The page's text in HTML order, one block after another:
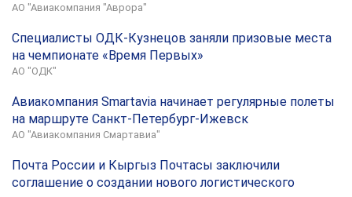
АО "Авиакомпания "Аврора"
Специалисты ОДК-Кузнецов заняли призовые места
на чемпионате «Время Первых»
АО "ОДК"
Авиакомпания Smartavia начинает регулярные полеты
на маршруте Санкт-Петербург-Ижевск
АО "Авиакомпания Смартавиа"
Почта России и Кыргыз Почтасы заключили
соглашение о создании нового логистического